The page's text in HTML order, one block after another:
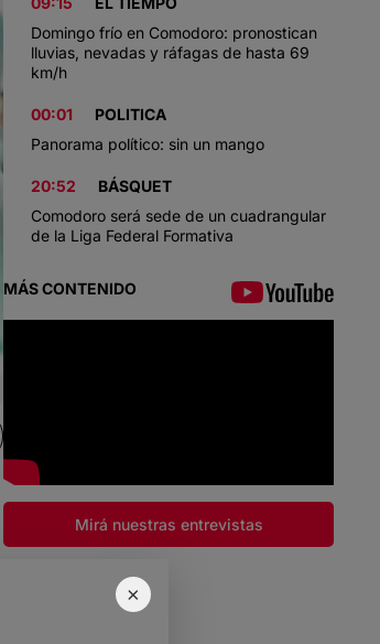
×
Domingo frío en Comodoro: pronostican
lluvias, nevadas y ráfagas de hasta 69
km/h
00:01
POLITICA
Panorama político: sin un mango
20:52
BÁSQUET
Comodoro será sede de un cuadrangular
de la Liga Federal Formativa
MÁS CONTENIDO
Mirá nuestras entrevistas